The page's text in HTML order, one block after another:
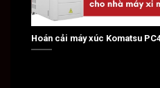
Hoán cải máy xúc Komatsu